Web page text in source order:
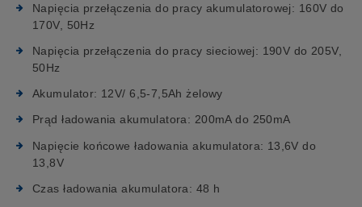
Napięcia przełączenia do pracy akumulatorowej: 160V do
170V, 50Hz
Napięcia przełączenia do pracy sieciowej: 190V do 205V,
50Hz
Akumulator: 12V/ 6,5-7,5Ah żelowy
Prąd ładowania akumulatora: 200mA do 250mA
Napięcie końcowe ładowania akumulatora: 13,6V do
13,8V
Czas ładowania akumulatora: 48 h